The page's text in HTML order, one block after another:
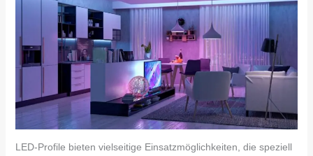
LED-Profile bieten vielseitige Einsatzmöglichkeiten, die speziell